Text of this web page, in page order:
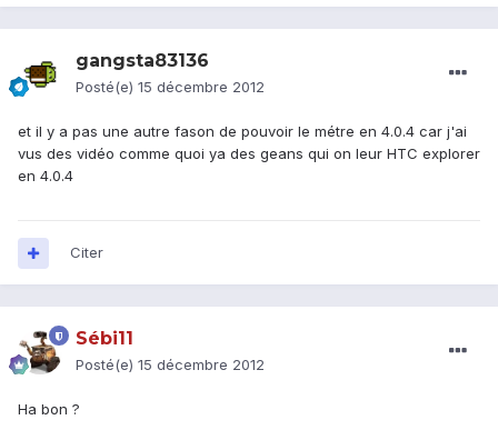
gangsta83136
Posté(e) 15 décembre 2012
et il y a pas une autre fason de pouvoir le métre en 4.0.4 car j'ai
vus des vidéo comme quoi ya des geans qui on leur HTC explorer
en 4.0.4
Citer
Sébi11
Posté(e) 15 décembre 2012
Ha bon ?